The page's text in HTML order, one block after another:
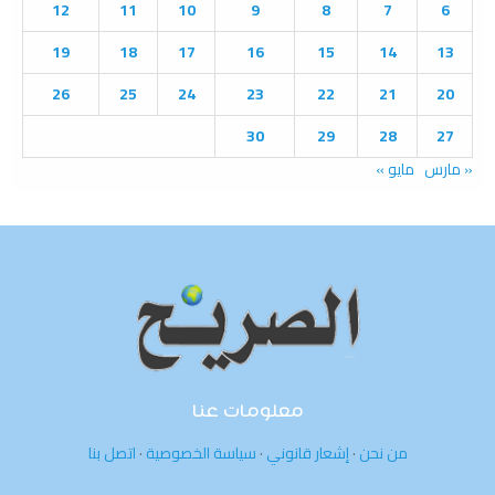
C
H
6
7
8
9
10
11
12
13
14
15
16
17
18
19
20
21
22
23
24
25
26
27
28
29
30
« مارس مايو »
معلومات عنا
من نحن·إشعار قانوني·سياسة الخصوصية·اتصل بنا